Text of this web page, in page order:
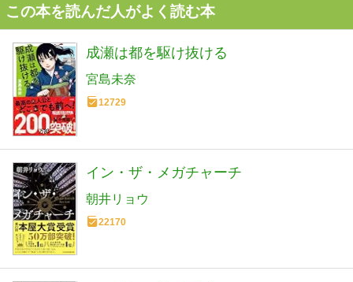
この本を読んだ人がよく読む本
成瀬は都を駆け抜ける
宮島未奈
12729
イン・ザ・メガチャーチ
朝井リョウ
22170